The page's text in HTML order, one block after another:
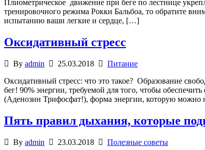
Плиометрическое движение при беге по лестнице
тренировочного режима Рокки Бальбоа, то обратите
испытанию ваши легкие и сердце, […]
Oксидативный стресс
By admin 25.03.2018
Питание
Оксидативный стресс: что это такое? Образование
бег! 90% энергии, требуемой для того, чтобы
(Аденозин Трифосфат!), форма энергии, которую
Пять правил дыхания, которые
By admin 23.03.2018
Полезные советы